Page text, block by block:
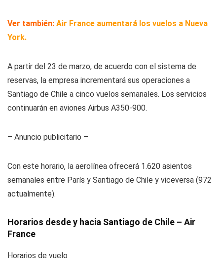
Ver también: Air France aumentará los vuelos a Nueva
York.
A partir del 23 de marzo, de acuerdo con el sistema de
reservas, la empresa incrementará sus operaciones a
Santiago de Chile a cinco vuelos semanales. Los servicios
continuarán en aviones Airbus A350-900.
– Anuncio publicitario –
Con este horario, la aerolínea ofrecerá 1.620 asientos
semanales entre París y Santiago de Chile y viceversa (972
actualmente).
Horarios desde y hacia Santiago de Chile – Air
France
Horarios de vuelo